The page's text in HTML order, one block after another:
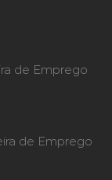
de Emprego
de Emprego